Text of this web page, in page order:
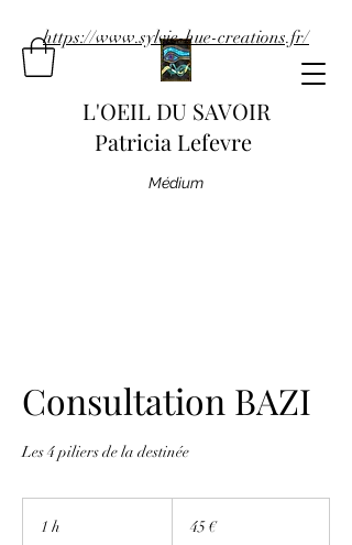
L'OEIL DU SAVOIR
Patricia Lefevre
Médium
https://www.sylvie-hue-creations.fr/
Consultation BAZI
Les 4 piliers de la destinée
1 h 45 €